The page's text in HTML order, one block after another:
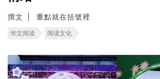
撰文 重點就在括號裡
华文阅读 阅读文化